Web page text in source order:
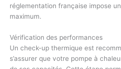
réglementation française impose
maximum.
Vérification des performances
Un check-up thermique est
s’assurer que votre pompe à